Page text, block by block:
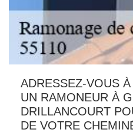
ADRESSEZ-VOUS
UN RAMONEUR À
DRILLANCOURT
DE VOTRE